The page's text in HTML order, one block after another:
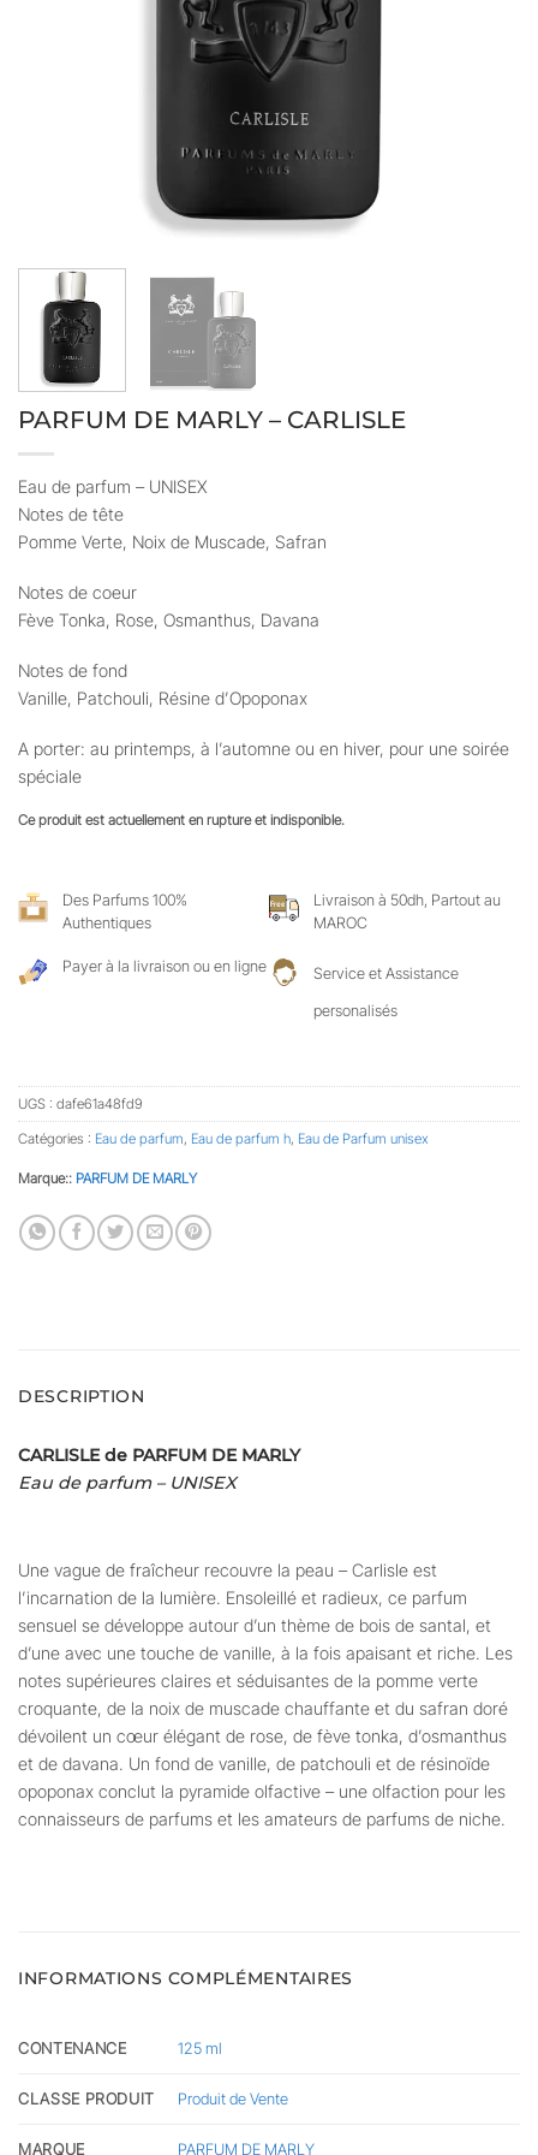
PARFUM DE MARLY – CARLISLE
Eau de parfum – UNISEX
Notes de tête
Pomme Verte, Noix de Muscade, Safran
Notes de coeur
Fève Tonka, Rose, Osmanthus, Davana
Notes de fond
Vanille, Patchouli, Résine d’Opoponax
A porter: au printemps, à l’automne ou en hiver, pour une soirée
spéciale
Ce produit est actuellement en rupture et indisponible.
Des Parfums 100%
Authentiques
Livraison à 50dh, Partout au
MAROC
Payer à la livraison ou en ligne Service et Assistance
personalisés
UGS : dafe61a48fd9
Catégories : Eau de parfum, Eau de parfum h, Eau de Parfum unisex
Marque:: PARFUM DE MARLY
DESCRIPTION
CARLISLE de PARFUM DE MARLY
Eau de parfum – UNISEX
Une vague de fraîcheur recouvre la peau – Carlisle est
l’incarnation de la lumière. Ensoleillé et radieux, ce parfum
sensuel se développe autour d’un thème de bois de santal, et
d’une avec une touche de vanille, à la fois apaisant et riche. Les
notes supérieures claires et séduisantes de la pomme verte
croquante, de la noix de muscade chauffante et du safran doré
dévoilent un cœur élégant de rose, de fève tonka, d’osmanthus
et de davana. Un fond de vanille, de patchouli et de résinoïde
opoponax conclut la pyramide olfactive – une olfaction pour les
connaisseurs de parfums et les amateurs de parfums de niche.
INFORMATIONS COMPLÉMENTAIRES
CONTENANCE 125 ml
CLASSE PRODUIT Produit de Vente
MARQUE PARFUM DE MARLY